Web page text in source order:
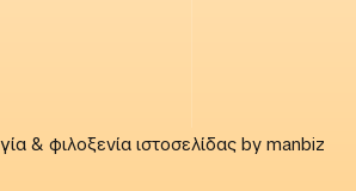
& φιλοξενία ιστοσελίδας by manbiz